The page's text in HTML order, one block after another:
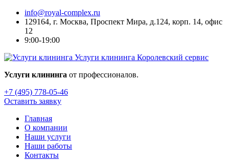
info@royal-complex.ru
129164, г. Москва, Проспект Мира, д.124, корп. 14, офис
12
9:00-19:00
Услуги клининга Королевский сервис
Услуги клининга от профессионалов.
+7 (495) 778-05-46
Оставить заявку
Главная
О компании
Наши услуги
Наши работы
Контакты